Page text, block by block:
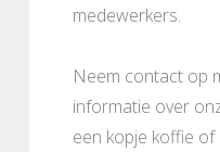
medewerkers.
Neem contact op
informatie over
een kopje koffie